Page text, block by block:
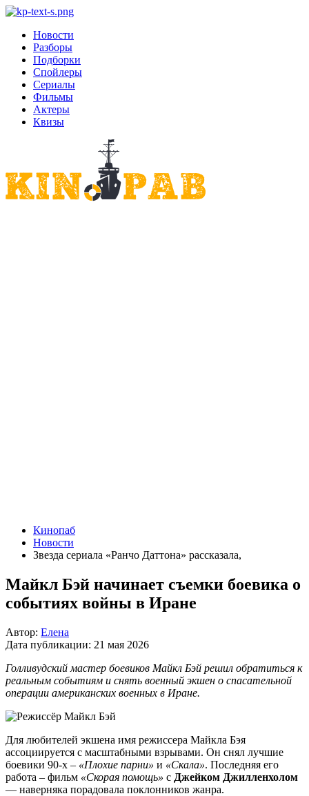
Новости
Разборы
Подборки
Спойлеры
Сериалы
Фильмы
Актеры
Квизы
Кинопаб
Новости
Звезда сериала «Ранчо Даттона» рассказала,
Майкл Бэй начинает съемки боевика о
событиях войны в Иране
Автор: Елена
Дата публикации: 21 мая 2026
Голливудский мастер боевиков Майкл Бэй решил обратиться к
реальным событиям и снять военный экшен о спасательной
операции американских военных в Иране.
Для любителей экшена имя режиссера Майкла Бэя
ассоциируется с масштабными взрывами. Он снял лучшие
боевики 90-х – «Плохие парни» и «Скала». Последняя его
работа – фильм «Скорая помощь» с Джейком Джилленхолом
— наверняка порадовала поклонников жанра.